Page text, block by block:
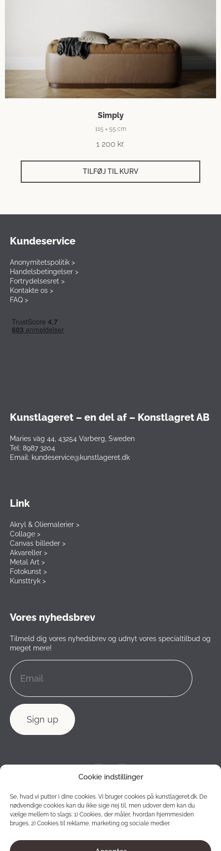
Cookie indstillinger
Se, hvad vi putter i dine cookies. Vi bruger cookies på kunstlageret.dk. De
nødvendige cookies kan du ikke sige nej til, men udover dem kan du
vælge mellem to slags: 1) Cookies, der måler, hvordan hjemmesiden
bruges. 2) Cookies til reklame, marketing og sociale medier.
Simply
115 × 55 cm
1 200 kr.
TILFØJ TIL KURV
Kundeservice
Anonymitetspolitik >
Handelsbetingelser >
Fortrydelsesret >
Kontakte os >
FAQ >
Kunstlageret – en del af – Konstlagret AB
Maries väg 44, 43254 Varberg, Sweden
Tel: 8987 3204
Email: kundeservice@kunstlageret.dk
Link
Akryl & Oliemalerier >
Collage >
Canvas billeder >
Akvareller >
Metal Art >
Fotokunst >
Kunsttryk >
Vores nyhedsbrev
Tilmeld dig vores nyhedsbrev og udnyt vores specialtilbud og
meget mere!